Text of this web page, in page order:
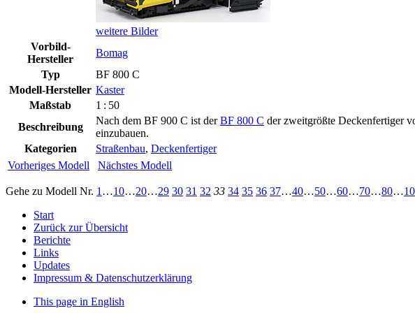
weitere Bilder
Vorbild-
Hersteller
Bomag
Typ
BF 800 C
Modell-Hersteller Kaster
Maßstab
1 : 50
Beschreibung
Nach dem BF 900 C ist derBF 800 C der zweitgrößte Deckenfertiger
einzubauen.
Kategorien
Straßenbau, Deckenfertiger
Vorheriges Modell
Nächstes Modell
Gehe zu Modell Nr. 1 …10…20…29 30 31 32 33 34 35 36 37…40…50…60…70…80…
Start
Zurück zur Übersicht
Berichte
Links
Updates
Impressum & Datenschutzerklärung
This page in English